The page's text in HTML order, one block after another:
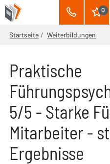
0
Startseite Weiterbildungen
Praktische
5/5 - Starke
Mitarbeiter -
Ergebnisse